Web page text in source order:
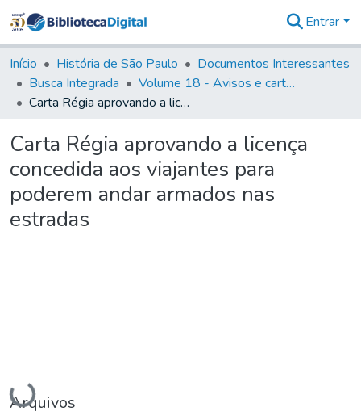
&
Coleções
Tudo na
Biblioteca
Estatísticas
Entrar
Início História de São Paulo
Documentos Interessantes
Busca Integrada
Volume 18 - Avisos e cartas régias (1714- 29)
Carta Régia aprovando a licença concedida aos viajantes para poderem andar armados nas estradas
Carta Régia aprovando a licença
concedida aos viajantes para
poderem andar armados nas
estradas
Carregando...
Arquivos